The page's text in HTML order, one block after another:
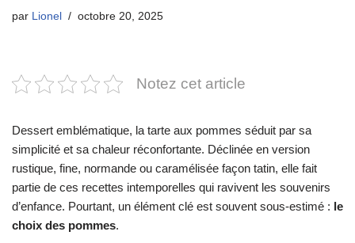
par Lionel octobre 20, 2025
Notez cet article
Dessert emblématique, la tarte aux pommes séduit par sa
simplicité et sa chaleur réconfortante. Déclinée en version
rustique, fine, normande ou caramélisée façon tatin, elle fait
partie de ces recettes intemporelles qui ravivent les souvenirs
d’enfance. Pourtant, un élément clé est souvent sous-estimé : le
choix des pommes.